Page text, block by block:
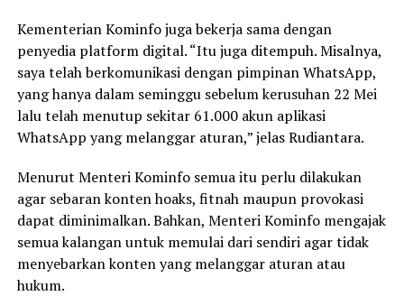
Kementerian Kominfo juga bekerja sama dengan
penyedia platform digital. “Itu juga ditempuh. Misalnya,
saya telah berkomunikasi dengan pimpinan WhatsApp,
yang hanya dalam seminggu sebelum kerusuhan 22 Mei
lalu telah menutup sekitar 61.000 akun aplikasi
WhatsApp yang melanggar aturan,” jelas Rudiantara.
Menurut Menteri Kominfo semua itu perlu dilakukan
agar sebaran konten hoaks, fitnah maupun provokasi
dapat diminimalkan. Bahkan, Menteri Kominfo mengajak
semua kalangan untuk memulai dari sendiri agar tidak
menyebarkan konten yang melanggar aturan atau
hukum.